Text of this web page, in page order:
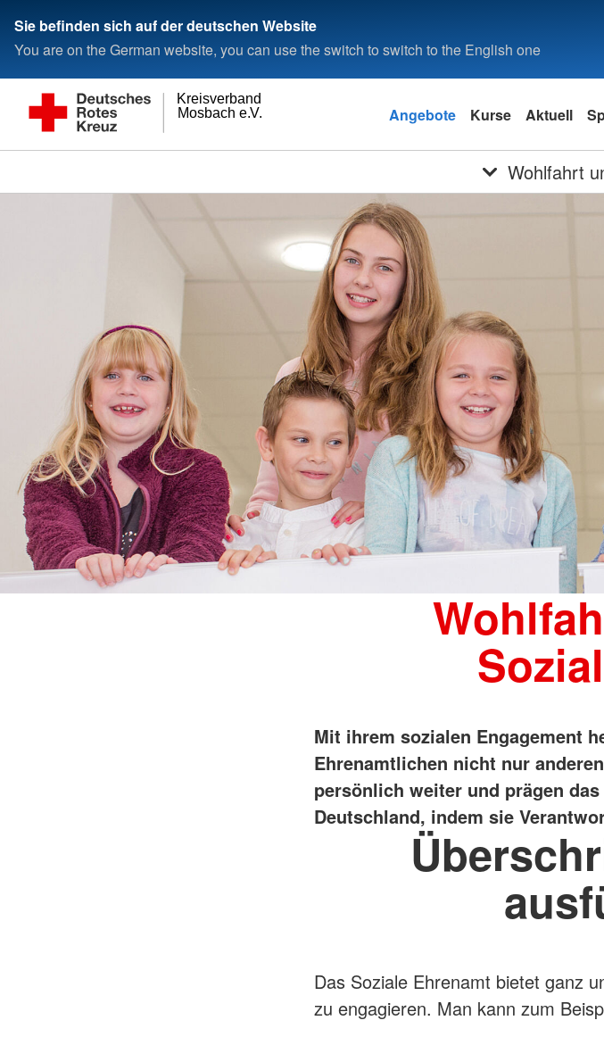
Sie befinden sich auf der deutschen Website
You are on the German website, you can use the switch to switch to the English one
Mosbach e.V.
Kreisverband
Angebote Kurse Aktuell
Wohlfahrt
Mit ihrem sozialen Engagement
Ehrenamtlichen nicht nur
persönlich weiter und prägen
Deutschland, indem sie
Das Soziale Ehrenamt bietet ganz
zu engagieren. Man kann zum